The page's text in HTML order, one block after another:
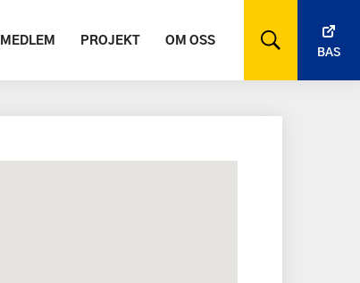
MEDLEM PROJEKT OM OSS
BAS